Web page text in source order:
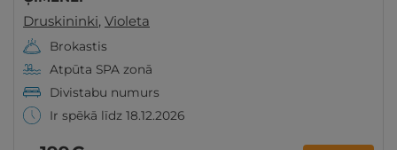
Druskininki, Violeta
Brokastis
Atpūta SPA zonā
Divistabu numurs
Ir spēkā līdz 18.12.2026